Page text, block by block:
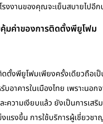
รงงานของคุณจะเย็นสบายไปอี
มค่าของการติดตั้งพียูโฟม
ตั้งพียูโฟมเพียงครั้งเดียวถือเ
บอาคารในเมืองไทย เพราะนอก
ะความเงียบแล้ว ยังเป็นการเสริ
งแรงขึ้น การใช้บริการผู้เชี่ยวช